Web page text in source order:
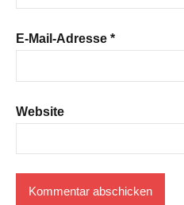
E-Mail-Adresse *
Website